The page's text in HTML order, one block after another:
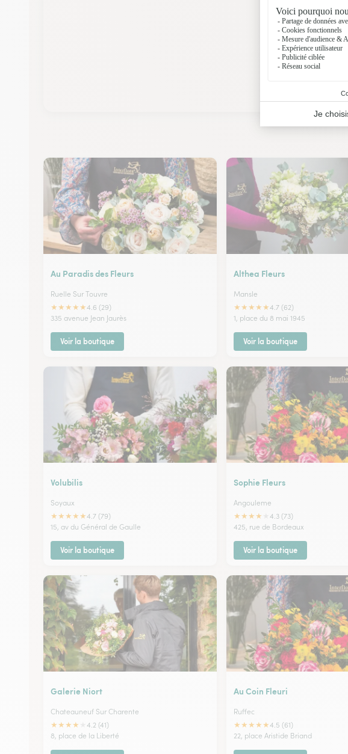
Au Paradis des Fleurs
Ruelle Sur Touvre
★★★★★4.6 (29)
335 avenue Jean Jaurès
Voir la boutique
Althea Fleurs
Mansle
★★★★★4.7 (62)
1, place du 8 mai 1945
Voir la boutique
Volubilis
Soyaux
★★★★★4.7 (79)
15, av du Général de Gaulle
Voir la boutique
Sophie Fleurs
Angouleme
★★★★
4.3 (73)
425, rue de Bordeaux
Voir la boutique
Galerie Niort
Chateauneuf Sur Charente
★★★★
4.2 (41)
8, place de la Liberté
Au Coin Fleuri
Ruffec
★★★★★4.5 (61)
22, place Aristide Briand